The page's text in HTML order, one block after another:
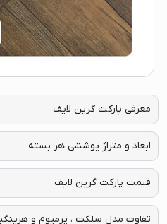
معرفی پارکت گرین لایف
ابعاد و متراژ پوششی هر بسته
قیمت پارکت گرین لایف
تفاوت مدل سلکت ، پرمیوم و